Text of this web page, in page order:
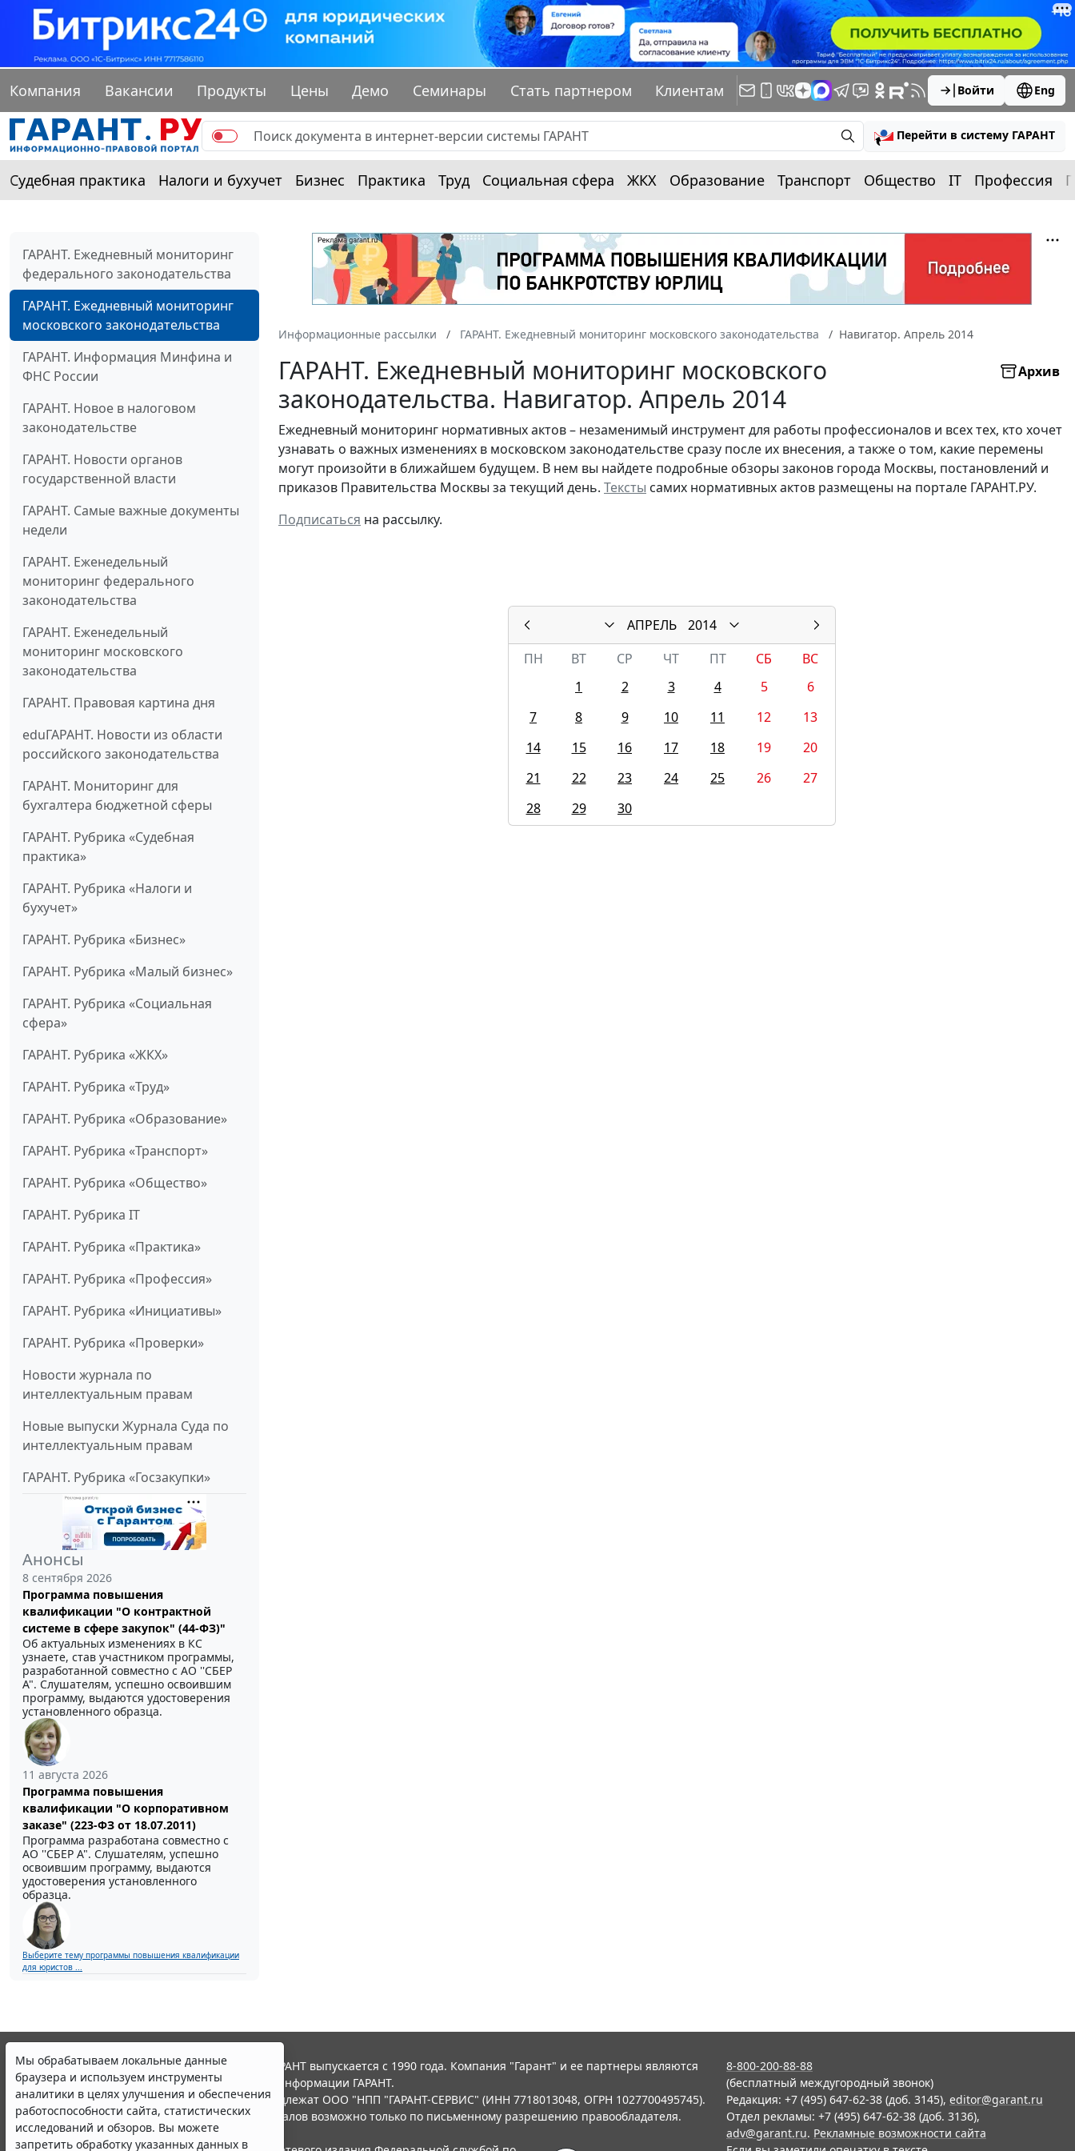
Компания Вакансии Продукты Цены Демо Семинары Стать партнером Клиентам Войти Eng
Перейти в систему ГАРАНТ
Судебная практика Налоги и бухучет Бизнес Практика Труд Социальная сфера ЖКХ Образование Транспорт Общество IT Профессия
ГАРАНТ. Ежедневный мониторинг
федерального законодательства
ГАРАНТ. Ежедневный мониторинг
московского законодательства
ГАРАНТ. Информация Минфина и
ФНС России
ГАРАНТ. Новое в налоговом
законодательстве
ГАРАНТ. Новости органов
государственной власти
ГАРАНТ. Самые важные документы
недели
ГАРАНТ. Еженедельный
мониторинг федерального
законодательства
ГАРАНТ. Еженедельный
мониторинг московского
законодательства
ГАРАНТ. Правовая картина дня
eduГАРАНТ. Новости из области
российского законодательства
ГАРАНТ. Мониторинг для
бухгалтера бюджетной сферы
ГАРАНТ. Рубрика «Судебная
практика»
ГАРАНТ. Рубрика «Налоги и
бухучет»
ГАРАНТ. Рубрика «Бизнес»
ГАРАНТ. Рубрика «Малый бизнес»
ГАРАНТ. Рубрика «Социальная
сфера»
ГАРАНТ. Рубрика «ЖКХ»
ГАРАНТ. Рубрика «Труд»
ГАРАНТ. Рубрика «Образование»
ГАРАНТ. Рубрика «Транспорт»
ГАРАНТ. Рубрика «Общество»
ГАРАНТ. Рубрика IT
ГАРАНТ. Рубрика «Практика»
ГАРАНТ. Рубрика «Профессия»
ГАРАНТ. Рубрика «Инициативы»
ГАРАНТ. Рубрика «Проверки»
Новости журнала по
интеллектуальным правам
Новые выпуски Журнала Суда по
интеллектуальным правам
ГАРАНТ. Рубрика «Госзакупки»
Анонсы
8 сентября 2026
Программа повышения
квалификации "О контрактной
системе в сфере закупок" (44-ФЗ)"
Об актуальных изменениях в КС
узнаете, став участником программы,
разработанной совместно с АО ''СБЕР
А". Слушателям, успешно освоившим
программу, выдаются удостоверения
установленного образца.
11 августа 2026
Программа повышения
квалификации "О корпоративном
заказе" (223-ФЗ от 18.07.2011)
Программа разработана совместно с
АО ''СБЕР А". Слушателям, успешно
освоившим программу, выдаются
удостоверения установленного
образца.
Выберите тему программы повышения квалификации
для юристов ...
Информационные рассылки ГАРАНТ. Ежедневный мониторинг московского законодательства Навигатор. Апрель 2014
ГАРАНТ. Ежедневный мониторинг московского
законодательства. Навигатор. Апрель 2014
Архив
Ежедневный мониторинг нормативных актов – незаменимый инструмент для работы профессионалов и всех тех, кто хочет
узнавать о важных изменениях в московском законодательстве сразу после их внесения, а также о том, какие перемены
могут произойти в ближайшем будущем. В нем вы найдете подробные обзоры законов города Москвы, постановлений и
приказов Правительства Москвы за текущий день. Тексты самих нормативных актов размещены на портале ГАРАНТ.РУ.
Подписаться на рассылку.
АПРЕЛЬ
2014
ПН
ВТ СР ЧТ ПТ СБ
ВС
1
2 3 4 5
6
7
8 9 10 11 12
13
14
15 16 17 18 19
20
21
22 23 24 25 26
27
28
29 30
Мы обрабатываем локальные данные
браузера и используем инструменты
аналитики в целях улучшения и обеспечения
работоспособности сайта, статистических
исследований и обзоров. Вы можете
запретить обработку указанных данных в
© ООО "НПП "ГАРАНТ-СЕРВИС", 2026. Система ГАРАНТ выпускается с 1990 года. Компания "Гарант" и ее партнеры являются
участниками Российской ассоциации правовой информации ГАРАНТ.
Все права на материалы сайта ГАРАНТ.РУ принадлежат ООО "НПП "ГАРАНТ-СЕРВИС" (ИНН 7718013048, ОГРН 1027700495745).
Полное или частичное воспроизведение материалов возможно только по письменному разрешению правообладателя.
Правила использования портала.
8-800-200-88-88
(бесплатный междугородный звонок)
Редакция: +7 (495) 647-62-38 (доб. 3145), editor@garant.ru
Отдел рекламы: +7 (495) 647-62-38 (доб. 3136),
adv@garant.ru. Рекламные возможности сайта